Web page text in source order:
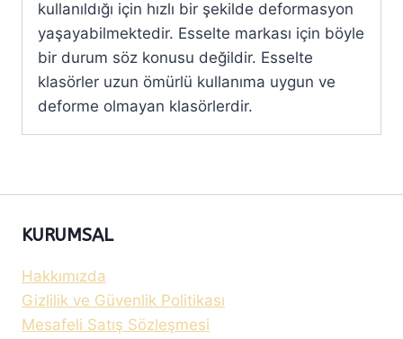
kullanıldığı için hızlı bir şekilde deformasyon
yaşayabilmektedir. Esselte markası için böyle
bir durum söz konusu değildir. Esselte
klasörler uzun ömürlü kullanıma uygun ve
deforme olmayan klasörlerdir.
KURUMSAL
Hakkımızda
Gizlilik ve Güvenlik Politikası
Mesafeli Satış Sözleşmesi